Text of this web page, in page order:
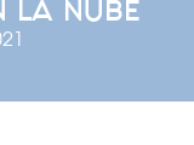
LA NUBE